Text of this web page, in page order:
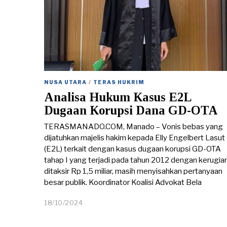
NUSA UTARA / TERAS HUKRIM
Analisa Hukum Kasus E2L
Dugaan Korupsi Dana GD-OTA
TERASMANADO.COM, Manado – Vonis bebas yang
dijatuhkan majelis hakim kepada Elly Engelbert Lasut
(E2L) terkait dengan kasus dugaan korupsi GD-OTA
tahap I yang terjadi pada tahun 2012 dengan
ditaksir Rp 1,5 miliar, masih menyisahkan pertanyaan
besar publik. Koordinator Koalisi Advokat Bela
18/10/2024